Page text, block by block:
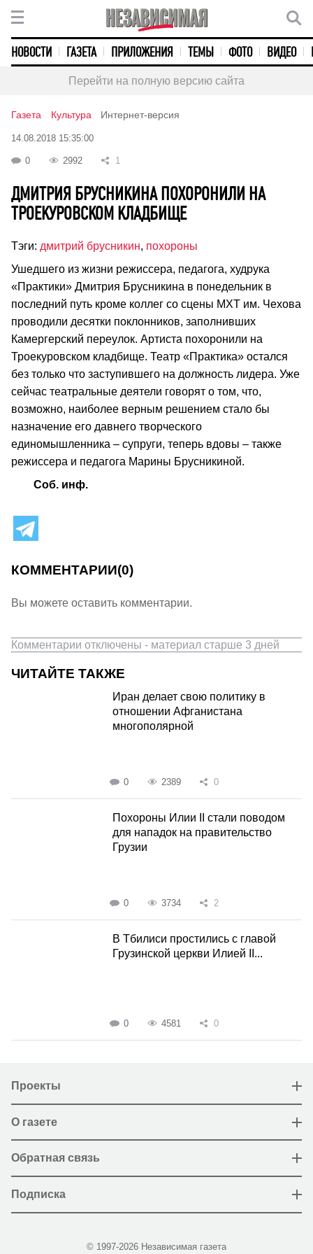
НОВОСТИ ГАЗЕТА ПРИЛОЖЕНИЯ ТЕМЫ ФОТО ВИДЕО
Перейти на полную версию сайта
Газета Культура Интернет-версия
14.08.2018 15:35:00
0 2992 1
ДМИТРИЯ БРУСНИКИНА ПОХОРОНИЛИ НА
ТРОЕКУРОВСКОМ КЛАДБИЩЕ
Тэги: дмитрий брусникин, похороны
Ушедшего из жизни режиссера, педагога, худрука
«Практики» Дмитрия Брусникина в понедельник в
последний путь кроме коллег со сцены МХТ им. Чехова
проводили десятки поклонников, заполнивших
Камергерский переулок. Артиста похоронили на
Троекуровском кладбище. Театр «Практика» остался
без только что заступившего на должность лидера. Уже
сейчас театральные деятели говорят о том, что,
возможно, наиболее верным решением стало бы
назначение его давнего творческого
единомышленника – супруги, теперь вдовы – также
режиссера и педагога Марины Брусникиной.
Соб. инф.
КОММЕНТАРИИ(0)
Вы можете оставить комментарии.
Комментарии отключены - материал старше 3 дней
ЧИТАЙТЕ ТАКЖЕ
Иран делает свою политику в
отношении Афганистана
многополярной
0 2389 0
Похороны Илии II стали поводом
для нападок на правительство
Грузии
0 3734 2
В Тбилиси простились с главой
Грузинской церкви Илией II...
0 4581 0
Проекты
О газете
Обратная связь
Подписка
© 1997-2026 Независимая газета